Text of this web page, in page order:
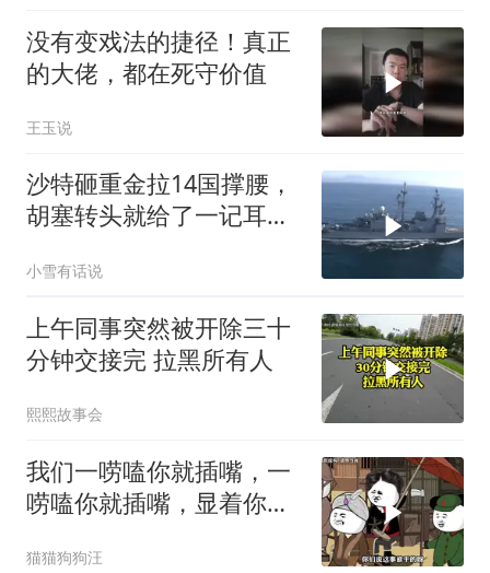
没有变戏法的捷径！真正
的大佬，都在死守价值
王玉说
沙特砸重金拉14国撑腰，
胡塞转头就给了一记耳
了？
小雪有话说
上午同事突然被开除三十
分钟交接完 拉黑所有人
熙熙故事会
我们一唠嗑你就插嘴，一
唠嗑你就插嘴，显着你
猫猫狗狗汪